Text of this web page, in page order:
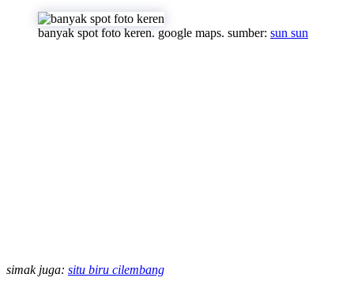
banyak spot foto keren. google maps. sumber: sun sun
simak juga: situ biru cilembang